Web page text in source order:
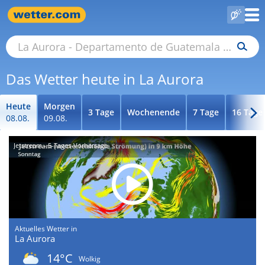
Das Wetter heute in La Aurora
Heute
08.08.
Morgen
09.08.
3 Tage Wochenende 7 Tage 16 Tage
Jetstream - 5-Tages-Vorhersage
Aktuelles Wetter in
La Aurora
14°C
Wolkig